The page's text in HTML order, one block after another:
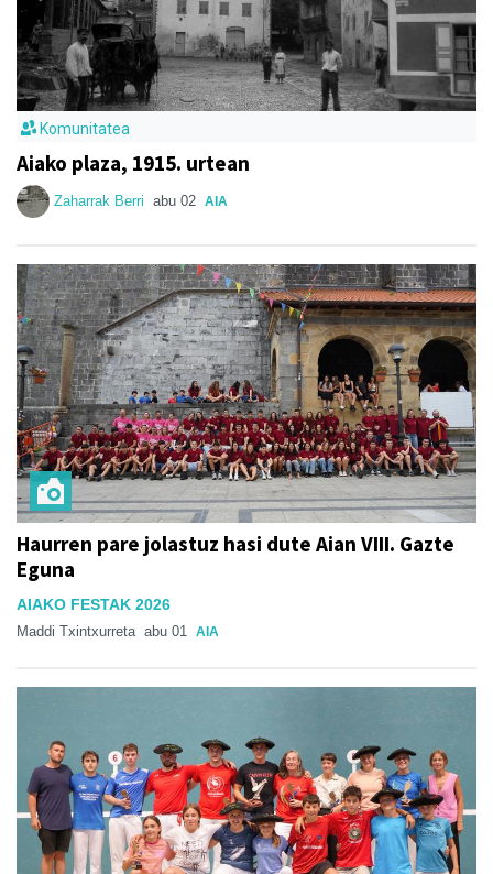
Komunitatea
Aiako plaza, 1915. urtean
Zaharrak Berri abu 02 AIA
Haurren pare jolastuz hasi dute Aian VIII. Gazte
Eguna
AIAKO FESTAK 2026
Maddi Txintxurreta abu 01 AIA